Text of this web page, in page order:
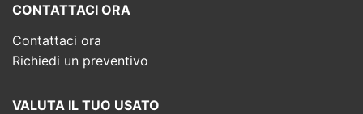
CONTATTACI ORA
Contattaci ora
Richiedi un preventivo
VALUTA IL TUO USATO